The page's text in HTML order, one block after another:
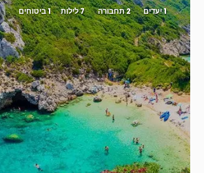
1 יעדים 2 תחבורה 7 לילות 1 ביטוחים